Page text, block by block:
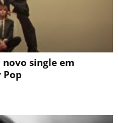
single em
Pop